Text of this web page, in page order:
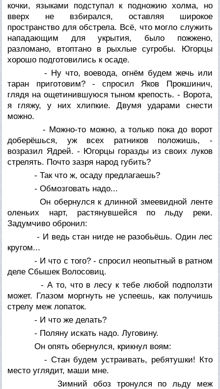
кочки, языками подступал к подножию холма, но
вверх не взбирался, оставляя широкое
пространство для обстрела. Всё, что могло служить
нападающим для укрытия, было пожжено,
разломано, втоптано в рыхлые сугробы. Югорцы
хорошо подготовились к осаде.
- Ну что, воевода, огнём будем жечь или
таран приготовим? - спросил Яков Прокшинич,
глядя на ощетинившуюся тыном крепость. - Ворота,
я гляжу, у них хлипкие. Двумя ударами снести
можно.
- Можно-то можно, а только пока до ворот
доберёшься, уж всех ратников положишь, -
возразил Ядрей. - Югорцы горазды из своих луков
стрелять. Почто зазря народ губить?
- Так что ж, осаду предлагаешь?
- Обмозговать надо...
Он обернулся к длинной змеевидной ленте
оленьих нарт, растянувшейся по льду реки.
Задумчиво обронил:
- И ведь стан нигде не разобьёшь. Один лес
кругом...
- И что с того? - спросил неопытный в ратном
деле Сбышек Волосовиц.
- А то, что в лесу к тебе любой подползти
может. Глазом моргнуть не успеешь, как получишь
стрелу меж лопаток.
- И что же делать?
- Поляну искать надо. Луговину.
Он опять обернулся, крикнул воям:
- Стан будем устраивать, ребятушки! Кто
место углядит, маши мне.
Зимний обоз тронулся по льду меж